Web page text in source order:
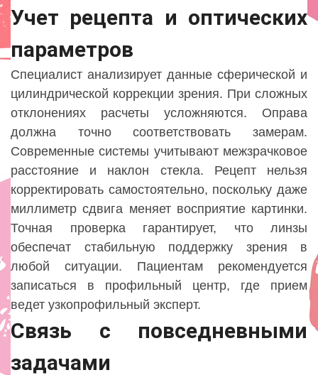
Учет рецепта и оптических
параметров
Специалист анализирует данные сферической и
цилиндрической коррекции зрения. При сложных
отклонениях расчеты усложняются. Оправа
должна точно соответствовать замерам.
Современные системы учитывают межзрачковое
расстояние и наклон стекла. Рецепт нельзя
корректировать самостоятельно, поскольку даже
миллиметр сдвига меняет восприятие картинки.
Точная проверка гарантирует, что линзы
обеспечат стабильную поддержку зрения в
любой ситуации. Пациентам рекомендуется
записаться в профильный центр, где прием
ведет узкопрофильный эксперт.
Связь с повседневными
задачами